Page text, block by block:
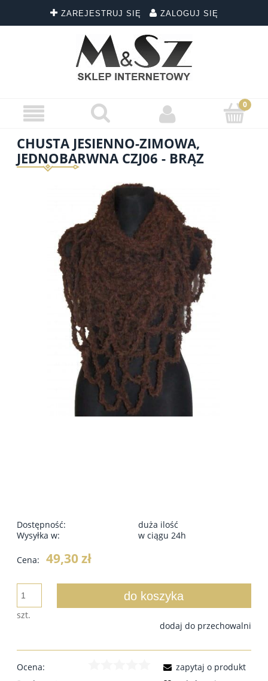
ZAREJESTRUJ SIĘ ZALOGUJ SIĘ
CHUSTA JESIENNO-ZIMOWA,
JEDNOBARWNA CZJ06 - BRĄZ
Dostępność:
duża ilość
Wysyłka w:
w ciągu 24h
Cena: 49,30 zł
szt.
do koszyka
dodaj do przechowalni
Ocena:
zapytaj o produkt